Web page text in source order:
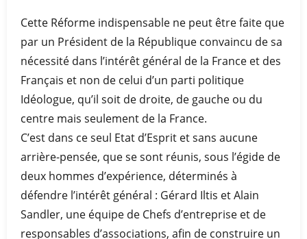
Cette Réforme indispensable ne peut être faite que
par un Président de la République convaincu de sa
nécessité dans l’intérêt général de la France et des
Français et non de celui d’un parti politique
Idéologue, qu’il soit de droite, de gauche ou du
centre mais seulement de la France.
C’est dans ce seul Etat d’Esprit et sans aucune
arrière-pensée, que se sont réunis, sous l’égide de
deux hommes d’expérience, déterminés à
défendre l’intérêt général : Gérard Iltis et Alain
Sandler, une équipe de Chefs d’entreprise et de
responsables d’associations, afin de construire un